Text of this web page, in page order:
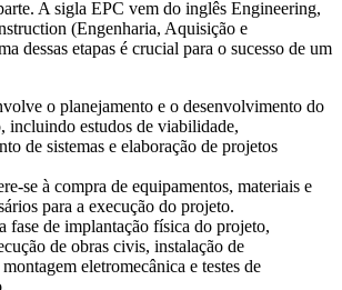
A sigla EPC vem do inglês Engineering,
(Engenharia, Aquisição e
dessas etapas é crucial para o sucesso de um
o planejamento e o desenvolvimento do
incluindo estudos de viabilidade,
de sistemas e elaboração de projetos
se à compra de equipamentos, materiais e
para a execução do projeto.
fase de implantação física do projeto,
de obras civis, instalação de
eletromecânica e testes de